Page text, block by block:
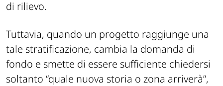
di rilievo.
Tuttavia, quando un progetto raggiunge una
tale stratificazione, cambia la domanda di
fondo e smette di essere sufficiente chiedersi
soltanto “quale nuova storia o zona arriverà”,